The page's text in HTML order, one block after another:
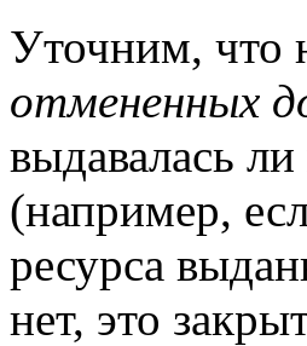
Уточним, что
отмененных
выдавалась
(например,
ресурса
нет, это